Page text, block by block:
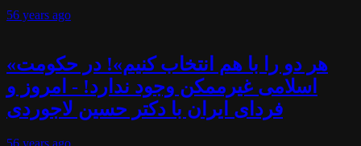
56 years ago
«هر دو را با هم انتخاب کنیم»! در حکومت
اسلامی غیرممکن وجود ندارد! - امروز و
فردای ایران با دکتر حسین لاجوردی
56 years ago